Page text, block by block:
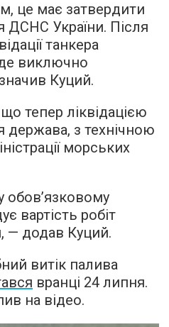
це має затвердити
ДСНС України. Після
танкера
виключно
Куций.
тепер ліквідацією
з технічною
морських
обов’язковому
вартість робіт
— додав Куций.
витік палива
вранці 24 липня.
на відео.